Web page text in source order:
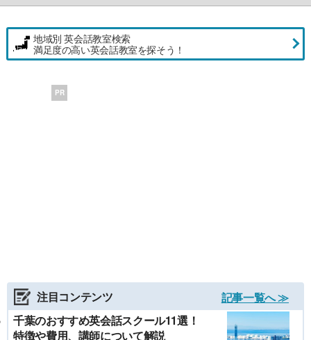
地域別 英会話教室検索
満足度の高い英会話教室を探そう！
PR
注目コンテンツ
記事一覧へ ≫
千葉のおすすめ英会話スクール11選！
特徴や費用、講師について解説